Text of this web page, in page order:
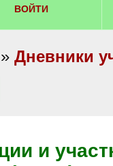
ВОЙТИ
» Дневники
и